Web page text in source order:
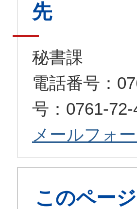
先
秘書課
電話番号：
号：0761-72-
メールフォ
このペー